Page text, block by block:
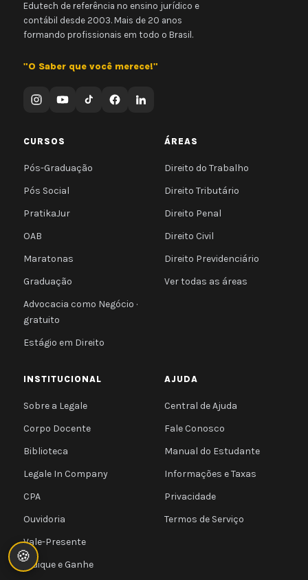
Edutech de referência no ensino jurídico e
contábil desde 2003. Mais de 20 anos
formando profissionais em todo o Brasil.
"O Saber que você merece!"
CURSOS
Pós-Graduação
Pós Social
PratikaJur
OAB
Maratonas
Graduação
Advocacia como Negócio ·
gratuito
Estágio em Direito
ÁREAS
Direito do Trabalho
Direito Tributário
Direito Penal
Direito Civil
Direito Previdenciário
Ver todas as áreas
INSTITUCIONAL
Sobre a Legale
Corpo Docente
Biblioteca
Legale In Company
CPA
Ouvidoria
Vale-Presente
Indique e Ganhe
AJUDA
Central de Ajuda
Fale Conosco
Manual do Estudante
Informações e Taxas
Privacidade
Termos de Serviço
🍪